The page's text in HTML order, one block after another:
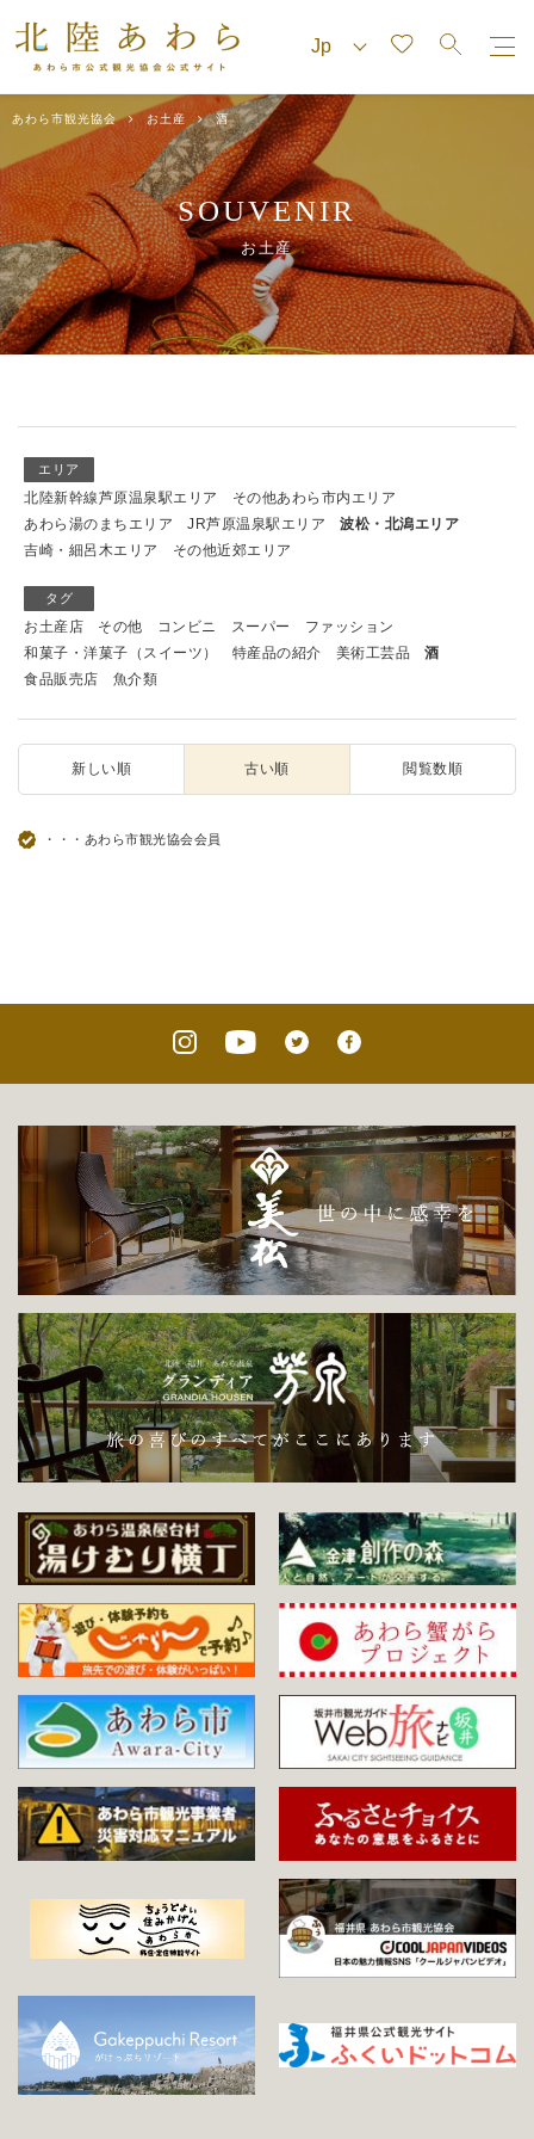
あわら市観光協会 お土産 酒
SOUVENIR
お土産
エリア
北陸新幹線芦原温泉駅エリア
その他あわら市内エリア
あわら湯のまちエリア
JR芦原温泉駅エリア
波松・北潟エリア
吉崎・細呂木エリア
その他近郊エリア
タグ
お土産店 その他 コンビニ スーパー
ファッション
和菓子・洋菓子（スイーツ）
特産品の紹介 美術工芸品
酒
食品販売店
魚介類
新しい順 古い順 閲覧数順
・・・あわら市観光協会会員